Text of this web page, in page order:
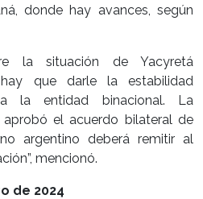
donde hay avances, según
la situación de Yacyretá
que darle la estabilidad
la entidad binacional. La
aprobó el acuerdo bilateral de
argentino deberá remitir al
mencionó.
de 2024